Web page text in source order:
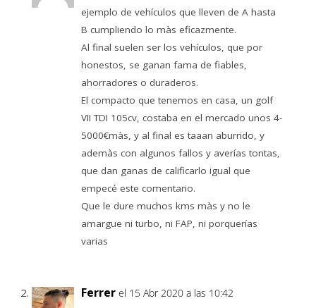
ejemplo de vehículos que lleven de A hasta
B cumpliendo lo màs eficazmente.
Al final suelen ser los vehículos, que por
honestos, se ganan fama de fiables,
ahorradores o duraderos.
El compacto que tenemos en casa, un golf
VII TDI 105cv, costaba en el mercado unos 4-
5000€màs, y al final es taaan aburrido, y
ademàs con algunos fallos y averías tontas,
que dan ganas de calificarlo igual que
empecé este comentario.
Que le dure muchos kms màs y no le
amargue ni turbo, ni FAP, ni porquerías
varias
Ferrer el 15 Abr 2020 a las 10:42